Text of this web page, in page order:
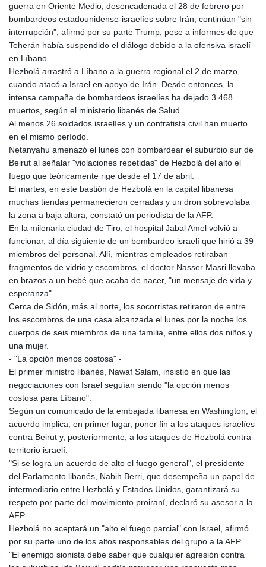
guerra en Oriente Medio, desencadenada el 28 de febrero por
bombardeos estadounidense-israelíes sobre Irán, continúan "sin
interrupción", afirmó por su parte Trump, pese a informes de que
Teherán había suspendido el diálogo debido a la ofensiva israelí
en Líbano.
Hezbolá arrastró a Líbano a la guerra regional el 2 de marzo,
cuando atacó a Israel en apoyo de Irán. Desde entonces, la
intensa campaña de bombardeos israelíes ha dejado 3.468
muertos, según el ministerio libanés de Salud.
Al menos 26 soldados israelíes y un contratista civil han muerto
en el mismo período.
Netanyahu amenazó el lunes con bombardear el suburbio sur de
Beirut al señalar "violaciones repetidas" de Hezbolá del alto el
fuego que teóricamente rige desde el 17 de abril.
El martes, en este bastión de Hezbolá en la capital libanesa
muchas tiendas permanecieron cerradas y un dron sobrevolaba
la zona a baja altura, constató un periodista de la AFP.
En la milenaria ciudad de Tiro, el hospital Jabal Amel volvió a
funcionar, al día siguiente de un bombardeo israelí que hirió a 39
miembros del personal. Allí, mientras empleados retiraban
fragmentos de vidrio y escombros, el doctor Nasser Masri llevaba
en brazos a un bebé que acaba de nacer, "un mensaje de vida y
esperanza".
Cerca de Sidón, más al norte, los socorristas retiraron de entre
los escombros de una casa alcanzada el lunes por la noche los
cuerpos de seis miembros de una familia, entre ellos dos niños y
una mujer.
- "La opción menos costosa" -
El primer ministro libanés, Nawaf Salam, insistió en que las
negociaciones con Israel seguían siendo "la opción menos
costosa para Líbano".
Según un comunicado de la embajada libanesa en Washington, el
acuerdo implica, en primer lugar, poner fin a los ataques israelíes
contra Beirut y, posteriormente, a los ataques de Hezbolá contra
territorio israelí.
"Si se logra un acuerdo de alto el fuego general", el presidente
del Parlamento libanés, Nabih Berri, que desempeña un papel de
intermediario entre Hezbolá y Estados Unidos, garantizará su
respeto por parte del movimiento proiraní, declaró su asesor a la
AFP.
Hezbolá no aceptará un "alto el fuego parcial" con Israel, afirmó
por su parte uno de los altos responsables del grupo a la AFP.
"El enemigo sionista debe saber que cualquier agresión contra